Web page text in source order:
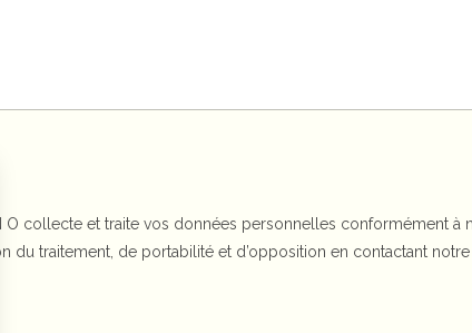
collecte et traite vos données personnelles conformément
du traitement, de portabilité et d’opposition en contactant